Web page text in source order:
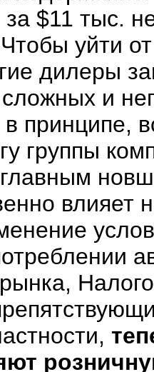
за $11 тыс.
уйти от
дилеры
и
в принципе,
группы
влияет